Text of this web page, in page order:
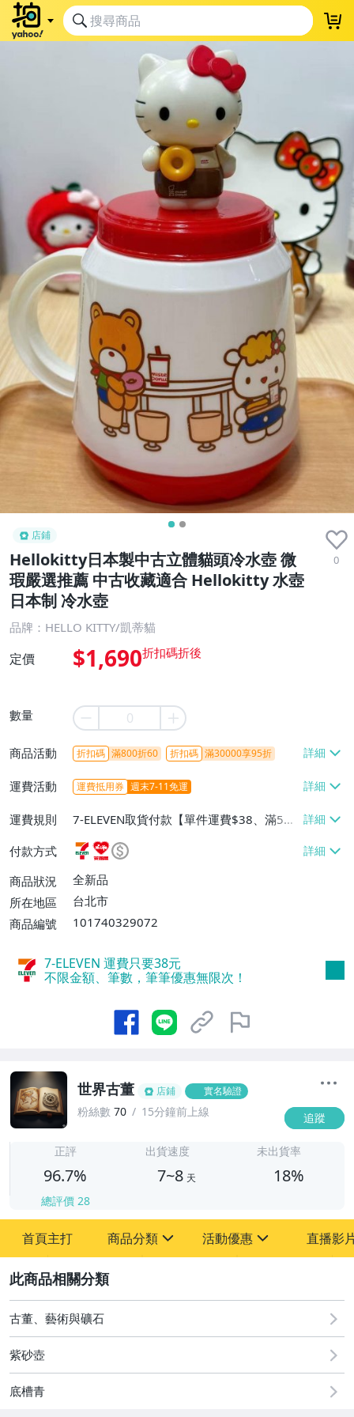
店鋪
Hellokitty日本製中古立體貓頭冷水壺 微
瑕嚴選推薦 中古收藏適合 Hellokitty 水壺
日本制 冷水壺
0
品牌：HELLO KITTY/凱蒂貓
定價 $1,690
數量
商品活動 折扣碼 滿800折60 折扣碼 滿30000享95折
運費活動 運費抵用券 週末7-11免運
運費規則
7-ELEVEN取貨付款【單件運費$38、滿5件
或消費滿$1298免運費】、7-ELEVEN取貨
不付款【免運費】、萊爾富取貨付款【單件
運費$60、滿5件或消費滿$1298免運
費】、宅配/貨運【單件運費$120、滿5件
付款方式
商品狀況
全新品
所在地區
台北市
商品編號
101740329072
7-ELEVEN 運費只要38元
不限金額、筆數，筆筆優惠無限次！
世界古董 店鋪 實名驗證
粉絲數 70 15分鐘前上線 追蹤
正評
96.7%
總評價 28
出貨速度
7~8 天
未出貨率
18%
首頁主打 商品分類
其它
活動優惠
[全店] 粉絲專享
[全店] 周年慶
直播影
古董、藝術與礦石
紫砂壺
底槽青